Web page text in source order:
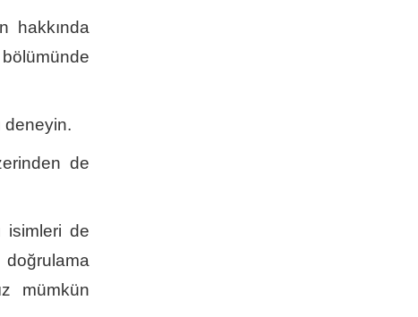
hakkında
deneyin.
de
isimleri de
mümkün